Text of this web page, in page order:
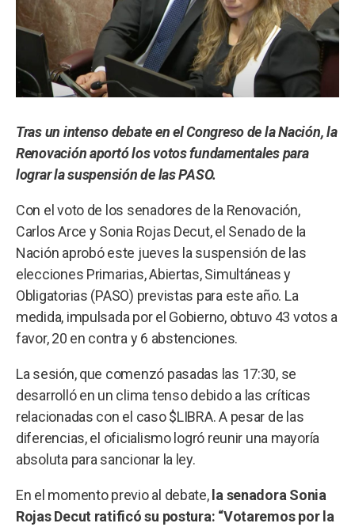
Tras un intenso debate en el Congreso de la Nación, la
Renovación aportó los votos fundamentales para
lograr la suspensión de las PASO.
Con el voto de los senadores de la Renovación,
Carlos Arce y Sonia Rojas Decut, el Senado de la
Nación aprobó este jueves la suspensión de las
elecciones Primarias, Abiertas, Simultáneas y
Obligatorias (PASO) previstas para este año. La
medida, impulsada por el Gobierno, obtuvo 43 votos a
favor, 20 en contra y 6 abstenciones.
La sesión, que comenzó pasadas las 17:30, se
desarrolló en un clima tenso debido a las críticas
relacionadas con el caso $LIBRA. A pesar de las
diferencias, el oficialismo logró reunir una mayoría
absoluta para sancionar la ley.
En el momento previo al debate, la senadora Sonia
Rojas Decut ratificó su postura: “Votaremos por la